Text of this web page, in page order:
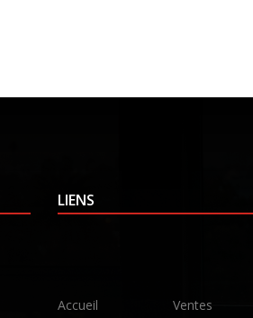
LIENS
Accueil Ventes